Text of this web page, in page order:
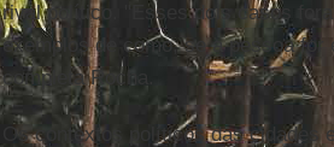
rival político. "Esses dois casos
exemplos de como, se a pessoa for
completa Rocha.
Os contextos políticos das cidades